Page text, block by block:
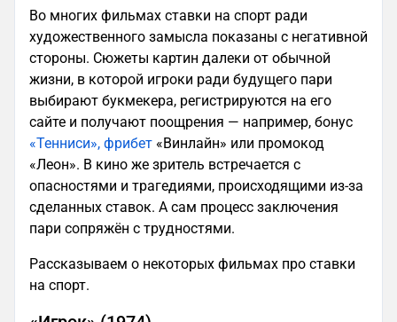
Во многих фильмах ставки на спорт ради
художественного замысла показаны с негативной
стороны. Сюжеты картин далеки от обычной
жизни, в которой игроки ради будущего пари
выбирают букмекера, регистрируются на его
сайте и получают поощрения — например, бонус
«Тенниси», фрибет «Винлайн» или промокод
«Леон». В кино же зритель встречается с
опасностями и трагедиями, происходящими из-за
сделанных ставок. А сам процесс заключения
пари сопряжён с трудностями.
Рассказываем о некоторых фильмах про ставки
на спорт.